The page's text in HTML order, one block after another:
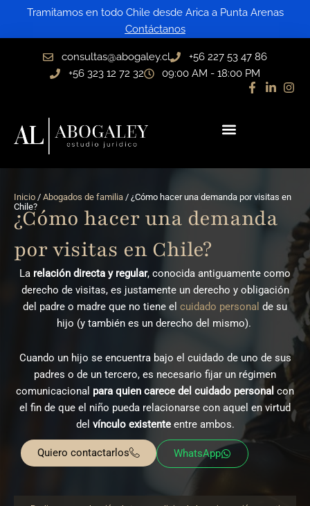
contenido
Tramitamos en todo Chile desde Arica a Punta Arenas
Contáctanos
consultas@abogaley.cl
+56 227 53 47 86
+56 323 12 72 32
09:00 AM - 18:00 PM
Inicio / Abogados de familia / ¿Cómo hacer una demanda por visitas en
Chile?
¿Cómo hacer una demanda
por visitas en Chile?
La relación directa y regular, conocida antiguamente como
derecho de visitas, es justamente un derecho y obligación
del padre o madre que no tiene el cuidado personal de su
hijo (y también es un derecho del mismo).
Cuando un hijo se encuentra bajo el cuidado de uno de sus
padres o de un tercero, es necesario fijar un régimen
comunicacional para quien carece del cuidado personal con
el fin de que el niño pueda relacionarse con aquel en virtud
del vínculo existenteentre ambos.
Quiero contactarlos WhatsApp